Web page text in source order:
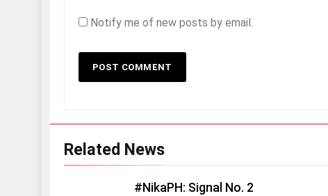
Notify me of new posts by email.
Related News
#NikaPH: Signal No. 2